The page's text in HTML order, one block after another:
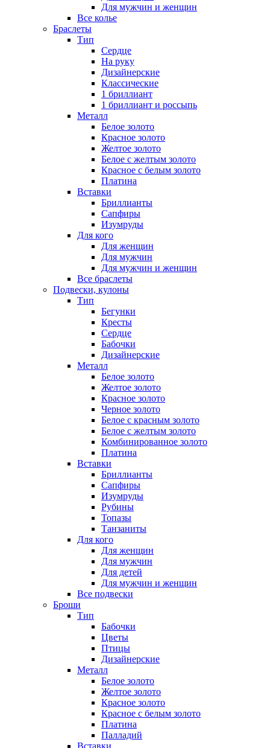
Для мужчин и женщин
Все колье
Браслеты
Тип
Сердце
На руку
Дизайнерские
Классические
1 бриллиант
1 бриллиант и россыпь
Металл
Белое золото
Красное золото
Желтое золото
Белое с желтым золото
Красное с белым золото
Платина
Вставки
Бриллианты
Сапфиры
Изумруды
Для кого
Для женщин
Для мужчин
Для мужчин и женщин
Все браслеты
Подвески, кулоны
Тип
Бегунки
Кресты
Сердце
Бабочки
Дизайнерские
Металл
Белое золото
Желтое золото
Красное золото
Черное золото
Белое с красным золото
Белое с желтым золото
Комбинированное золото
Платина
Вставки
Бриллианты
Сапфиры
Изумруды
Рубины
Топазы
Танзаниты
Для кого
Для женщин
Для мужчин
Для детей
Для мужчин и женщин
Все подвески
Броши
Тип
Бабочки
Цветы
Птицы
Дизайнерские
Металл
Белое золото
Желтое золото
Красное золото
Красное с белым золото
Платина
Палладий
Вставки